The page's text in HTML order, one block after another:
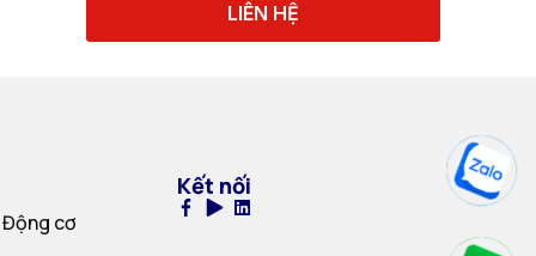
LIÊN HỆ
cơ
Kết nối